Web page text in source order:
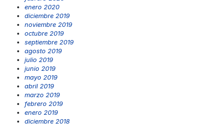
enero 2020
diciembre 2019
noviembre 2019
octubre 2019
septiembre 2019
agosto 2019
julio 2019
junio 2019
mayo 2019
abril 2019
marzo 2019
febrero 2019
enero 2019
diciembre 2018